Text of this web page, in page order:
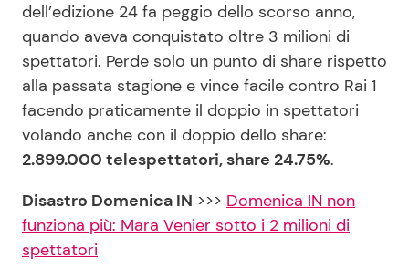
dell’edizione 24 fa peggio dello scorso anno,
quando aveva conquistato oltre 3 milioni di
spettatori. Perde solo un punto di share rispetto
alla passata stagione e vince facile contro Rai 1
facendo praticamente il doppio in spettatori
volando anche con il doppio dello share:
2.899.000 telespettatori, share 24.75%.
Disastro Domenica IN >>> Domenica IN non
funziona più: Mara Venier sotto i 2 milioni di
spettatori